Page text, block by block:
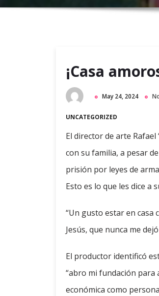
¡Casa
May 24, 2024
UNCATEGORIZED
El director de arte Rafael
con su familia, a pesar
prisión por leyes de
Esto es lo que les dice a
“Un gusto estar en casa
Jesús, que nunca me
El productor identificó
“abro mi fundación para
económica como